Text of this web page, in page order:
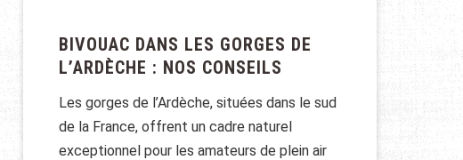
BIVOUAC DANS LES GORGES DE
L’ARDÈCHE : NOS CONSEILS
Les gorges de l’Ardèche, situées dans le sud
de la France, offrent un cadre naturel
exceptionnel pour les amateurs de plein air